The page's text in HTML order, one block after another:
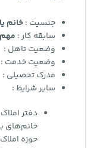
جنسیت :خانم
سابقه کار :
وضعیت تاهل :
وضعیت خدمت :
مدرک تحصیلی :
سایر شرایط :
دفتر
خانم‌های
حوزه